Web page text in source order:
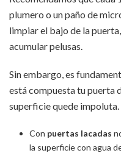
plumero o un paño de
limpiar el bajo de la
acumular pelusas.
Sin embargo, es
está compuesta tu puerta
superficie quede impoluta.
Con puertas lacadas
la superficie con agua